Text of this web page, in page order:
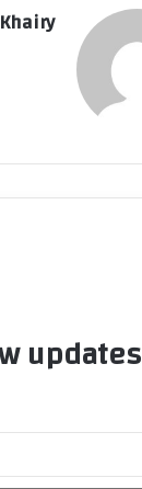
Khairy
updates!